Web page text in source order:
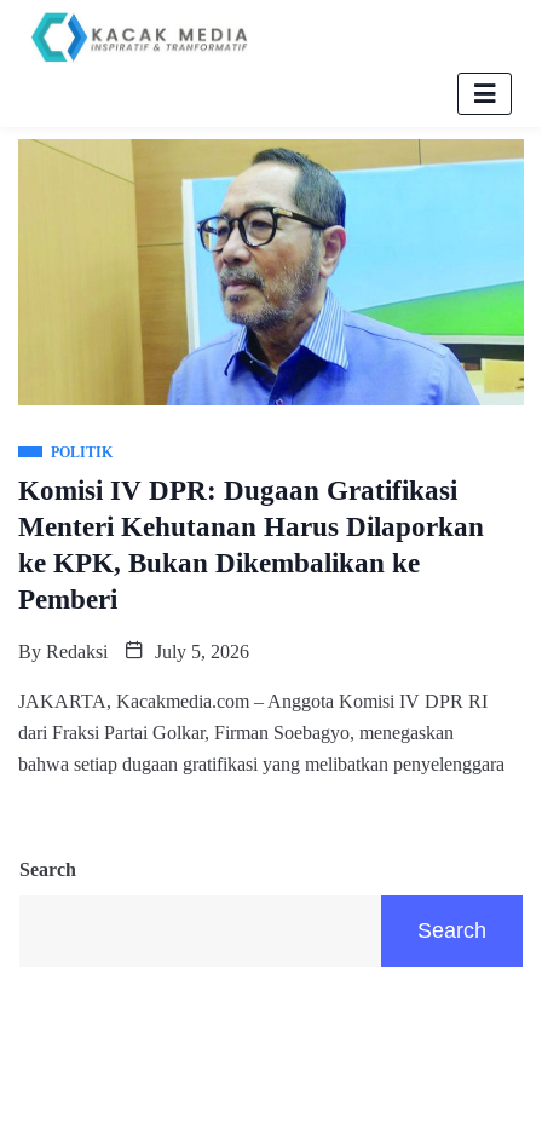
POLITIK
Komisi IV DPR: Dugaan Gratifikasi
Menteri Kehutanan Harus Dilaporkan
ke KPK, Bukan Dikembalikan ke
Pemberi
By Redaksi July 5, 2026
JAKARTA, Kacakmedia.com – Anggota Komisi IV DPR RI
dari Fraksi Partai Golkar, Firman Soebagyo, menegaskan
bahwa setiap dugaan gratifikasi yang melibatkan penyelenggara
Search
Search